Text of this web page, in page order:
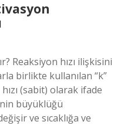
Reaksiyon hızı ilişkisini
birlikte kullanılan “k”
(sabit) olarak ifade
büyüklüğü
ve sıcaklığa ve